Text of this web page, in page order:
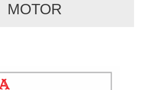
MOTOR